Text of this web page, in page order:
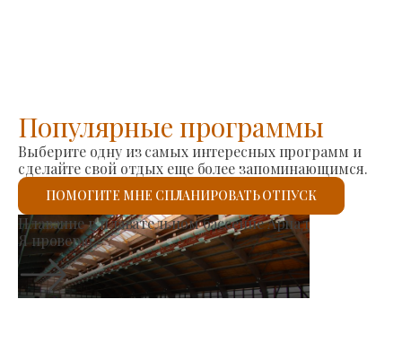
Популярные программы
Выберите одну из самых интересных программ и
сделайте свой отдых еще более запоминающимся.
ПОМОГИТЕ МНЕ СПЛАНИРОВАТЬ ОТПУСК
Римско-католическая
Я проверю.